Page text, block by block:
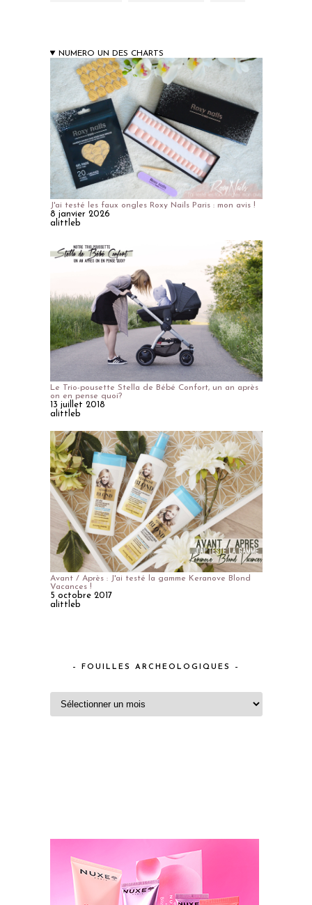
NUMERO UN DES CHARTS
J'ai testé les faux ongles Roxy Nails Paris : mon avis !
8 janvier 2026
alittleb
Le Trio-pousette Stella de Bébé Confort, un an après
on en pense quoi?
13 juillet 2018
alittleb
Avant / Après : J'ai testé la gamme Keranove Blond
Vacances !
5 octobre 2017
alittleb
– FOUILLES ARCHEOLOGIQUES –